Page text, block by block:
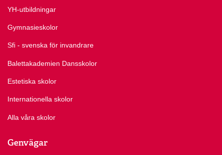
YH-utbildningar
Gymnasieskolor
Sfi - svenska för invandrare
Balettakademien Dansskolor
Estetiska skolor
Internationella skolor
Alla våra skolor
Genvägar